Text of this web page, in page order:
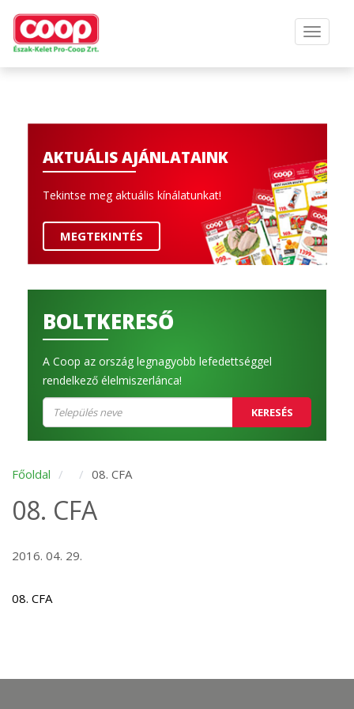
AKTUÁLIS AJÁNLATAINK
Tekintse meg aktuális kínálatunkat!
MEGTEKINTÉS
BOLTKERESŐ
A Coop az ország legnagyobb lefedettséggel
rendelkező élelmiszerlánca!
KERESÉS
Főoldal 08. CFA
08. CFA
2016. 04. 29.
08. CFA